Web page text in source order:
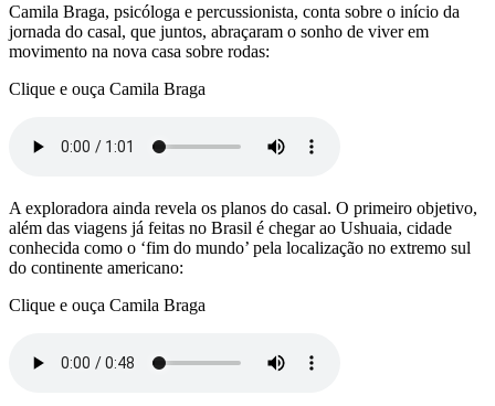
Camila Braga, psicóloga e percussionista, conta sobre o início da
jornada do casal, que juntos, abraçaram o sonho de viver em
movimento na nova casa sobre rodas:
Clique e ouça Camila Braga
A exploradora ainda revela os planos do casal. O primeiro objetivo,
além das viagens já feitas no Brasil é chegar ao Ushuaia, cidade
conhecida como o ‘fim do mundo’ pela localização no extremo sul
do continente americano:
Clique e ouça Camila Braga